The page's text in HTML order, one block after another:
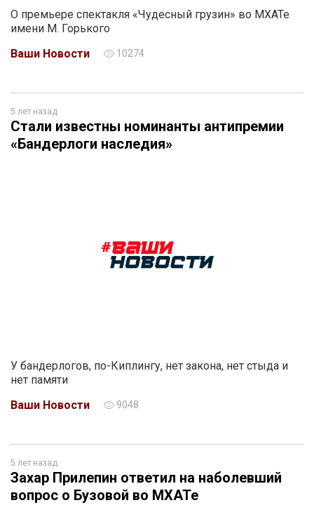
О премьере спектакля «Чудесный грузин» во МХАТе
имени М. Горького
Ваши Новости
10274
5 лет назад
Стали известны номинанты антипремии
«Бандерлоги наследия»
У бандерлогов, по-Киплингу, нет закона, нет стыда и
нет памяти
Ваши Новости
9048
5 лет назад
Захар Прилепин ответил на наболевший
вопрос о Бузовой во МХАТе